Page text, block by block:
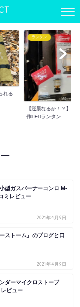
れる
ランタン
【逆襲なるか！？】コ
作LEDランタン...
型ガスバーナーコンロ M-
ミレビュー
2021年4月9日
ストーム』のブログと口
2021年4月9日
ダーマイクロストーブ
ビュー